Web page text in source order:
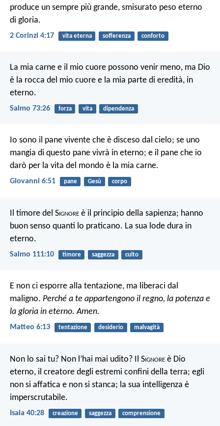
produce un sempre più grande, smisurato peso eterno
di gloria.
2 Corinzi 4:17 vita eterna sofferenza conforto
La mia carne e il mio cuore possono venir meno, ma Dio
è la rocca del mio cuore e la mia parte di eredità, in
eterno.
Salmo 73:26 forza vita dipendenza
Io sono il pane vivente che è disceso dal cielo; se uno
mangia di questo pane vivrà in eterno; e il pane che io
darò per la vita del mondo è la mia carne.
Giovanni 6:51 pane Gesù corpo
Il timore del Signore è il principio della sapienza; hanno
buon senso quanti lo praticano. La sua lode dura in
eterno.
Salmo 111:10 timore saggezza culto
E non ci esporre alla tentazione, ma liberaci dal
maligno. Perché a te appartengono il regno, la potenza e
la gloria in eterno. Amen.
Matteo 6:13 tentazione desiderio malvagità
Non lo sai tu? Non l’hai mai udito? Il Signore è Dio
eterno, il creatore degli estremi confini della terra; egli
non si affatica e non si stanca; la sua intelligenza è
imperscrutabile.
Isaia 40:28 creazione saggezza comprensione